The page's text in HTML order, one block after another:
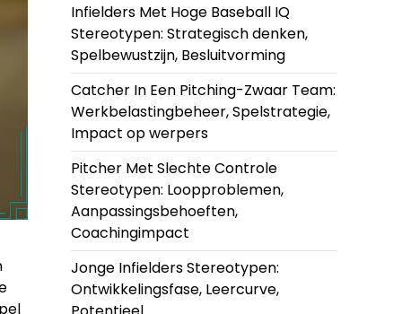
Infielders Met Hoge Baseball IQ
Stereotypen: Strategisch denken,
Spelbewustzijn, Besluitvorming
Catcher In Een Pitching-Zwaar Team:
Werkbelastingbeheer, Spelstrategie,
Impact op werpers
Pitcher Met Slechte Controle
Stereotypen: Loopproblemen,
Aanpassingsbehoeften,
Coachingimpact
Jonge Infielders Stereotypen:
Ontwikkelingsfase, Leercurve,